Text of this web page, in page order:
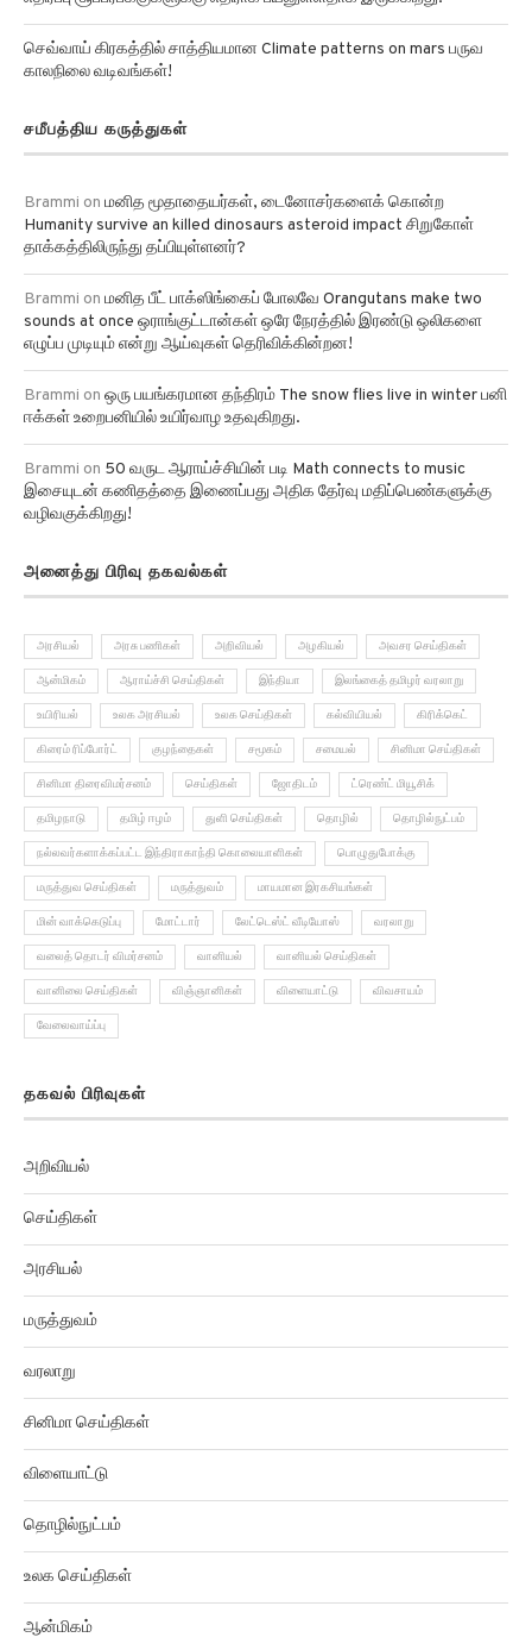
செவ்வாய் கிரகத்தில் சாத்தியமான Climate patterns on mars பருவ
காலநிலை வடிவங்கள்!
சமீபத்திய கருத்துகள்
Brammi on மனித மூதாதையர்கள், டைனோசர்களைக் கொன்ற
Humanity survive an killed dinosaurs asteroid impact சிறுகோள்
தாக்கத்திலிருந்து தப்பியுள்ளனர்?
Brammi on மனித பீட் பாக்ஸிங்கைப் போலவே Orangutans make two
sounds at once ஒராங்குட்டான்கள் ஒரே நேரத்தில் இரண்டு ஒலிகளை
எழுப்ப முடியும் என்று ஆய்வுகள் தெரிவிக்கின்றன!
Brammi on ஒரு பயங்கரமான தந்திரம் The snow flies live in winter பனி
ஈக்கள் உறைபனியில் உயிர்வாழ உதவுகிறது.
Brammi on 50 வருட ஆராய்ச்சியின் படி Math connects to music
இசையுடன் கணிதத்தை இணைப்பது அதிக தேர்வு மதிப்பெண்களுக்கு
வழிவகுக்கிறது!
அனைத்து பிரிவு தகவல்கள்
அரசியல் அரசு பணிகள் அறிவியல் அழகியல் அவசர செய்திகள்
ஆன்மிகம் ஆராய்ச்சி செய்திகள் இந்தியா இலங்கைத் தமிழர் வரலாறு
உயிரியல் உலக அரசியல் உலக செய்திகள் கல்வியியல் கிரிக்கெட்
கிரைம் ரிப்போர்ட் குழந்தைகள் சமூகம் சமையல் சினிமா செய்திகள்
சினிமா திரைவிமர்சனம் செய்திகள் ஜோதிடம் ட்ரெண்ட் மியூசிக்
தமிழநாடு தமிழ் ஈழம் துளி செய்திகள் தொழில் தொழில்நுட்பம்
நல்லவர்களாக்கப்பட்ட இந்திராகாந்தி கொலையாளிகள் பொழுதுபோக்கு
மருத்துவ செய்திகள் மருத்துவம் மாயமான இரகசியங்கள்
மின் வாக்கெடுப்பு மோட்டார் லேட்டெஸ்ட் வீடியோஸ் வரலாறு
வலைத் தொடர் விமர்சனம் வானியல் வானியல் செய்திகள்
வானிலை செய்திகள் விஞ்ஞானிகள் விளையாட்டு விவசாயம்
வேலைவாய்ப்பு
தகவல் பிரிவுகள்
அறிவியல்
செய்திகள்
அரசியல்
மருத்துவம்
வரலாறு
சினிமா செய்திகள்
விளையாட்டு
தொழில்நுட்பம்
உலக செய்திகள்
ஆன்மிகம்